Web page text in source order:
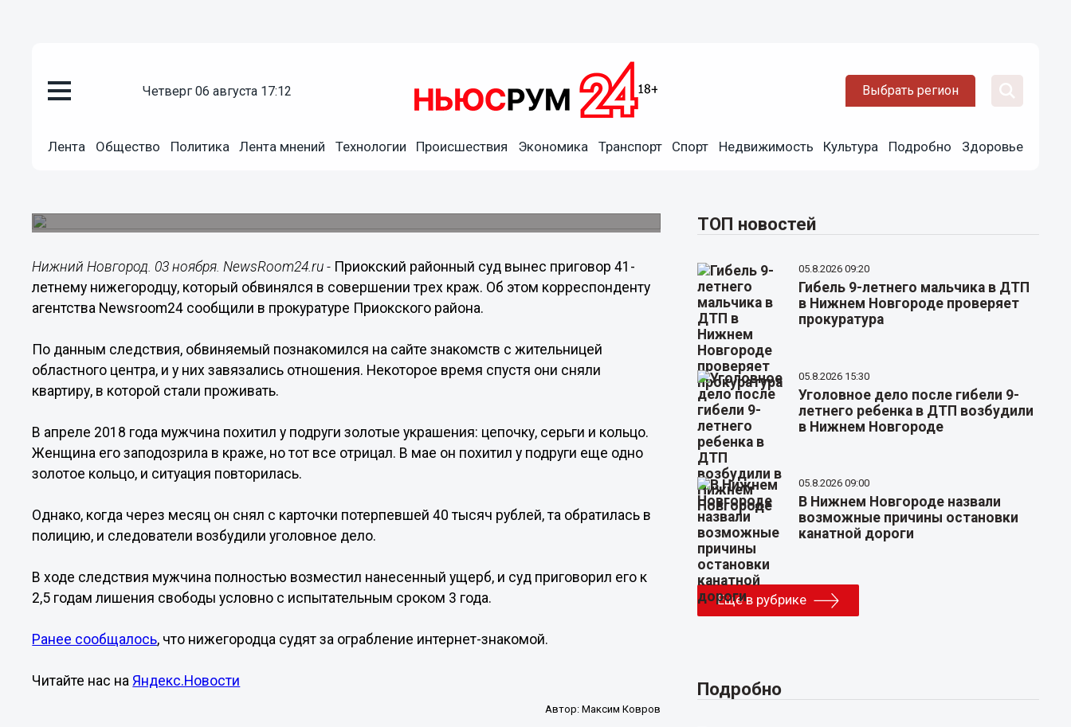
четверг 06 августа 17:12 Выбрать регион
Лента Общество Политика Лента мнений Технологии Происшествия Экономика Транспорт Спорт Недвижимость Культура Подробно Здоровье
Нижегородец обворовал подругу, с которой познакомился
Нижний Новгород. 03 ноября. NewsRoom24.ru - Приокский районный суд вынес приговор 41-
летнему нижегородцу, который обвинялся в совершении трех краж. Об этом корреспонденту
агентства Newsroom24 сообщили в прокуратуре Приокского района.
По данным следствия, обвиняемый познакомился на сайте знакомств с жительницей
областного центра, и у них завязались отношения. Некоторое время спустя они сняли
квартиру, в которой стали проживать.
В апреле 2018 года мужчина похитил у подруги золотые украшения: цепочку, серьги и кольцо.
Женщина его заподозрила в краже, но тот все отрицал. В мае он похитил у подруги еще одно
золотое кольцо, и ситуация повторилась.
Однако, когда через месяц он снял с карточки потерпевшей 40 тысяч рублей, та обратилась в
полицию, и следователи возбудили уголовное дело.
В ходе следствия мужчина полностью возместил нанесенный ущерб, и суд приговорил его к
2,5 годам лишения свободы условно с испытательным сроком 3 года.
Ранее сообщалось, что нижегородца судят за ограбление интернет-знакомой.
Читайте нас наЯндекс.Новости
Автор: Максим Ковров
ТОП новостей
05.8.2026 09:20
Гибель 9-летнего мальчика в ДТП
в Нижнем Новгороде проверяет
прокуратура
05.8.2026 15:30
Уголовное дело после гибели 9-
летнего ребенка в ДТП возбудили
в Нижнем Новгороде
05.8.2026 09:00
В Нижнем Новгороде назвали
возможные причины остановки
канатной дороги
Еще в рубрике
Подробно